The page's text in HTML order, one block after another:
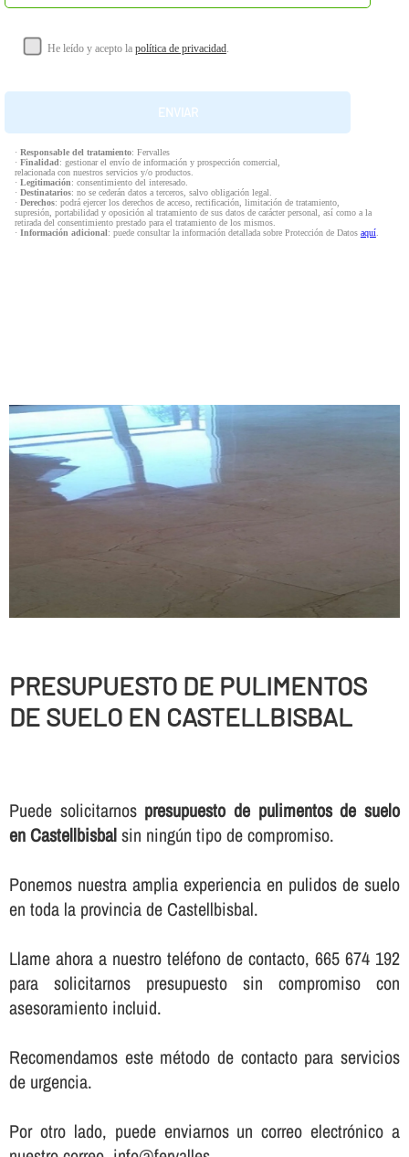
He leído y acepto la política de privacidad.
· Responsable del tratamiento: Fervalles
· Finalidad: gestionar el envío de información y prospección comercial,
relacionada con nuestros servicios y/o productos.
· Legitimación: consentimiento del interesado.
· Destinatarios: no se cederán datos a terceros, salvo obligación legal.
· Derechos: podrá ejercer los derechos de acceso, rectificación, limitación de tratamiento,
supresión, portabilidad y oposición al tratamiento de sus datos de carácter personal, así como a la
retirada del consentimiento prestado para el tratamiento de los mismos.
· Información adicional: puede consultar la información detallada sobre Protección de Datos aquí.
PRESUPUESTO DE PULIMENTOS
DE SUELO EN CASTELLBISBAL
Puede solicitarnos presupuesto de pulimentos de suelo
en Castellbisbalsin ningún tipo de compromiso.
Ponemos nuestra amplia experiencia en pulidos de suelo
en toda la provincia de Castellbisbal.
Llame ahora a nuestro teléfono de contacto, 665 674 192
para solicitarnos presupuesto sin compromiso con
asesoramiento incluid.
Recomendamos este método de contacto para servicios
de urgencia.
Por otro lado, puede enviarnos un correo electrónico a